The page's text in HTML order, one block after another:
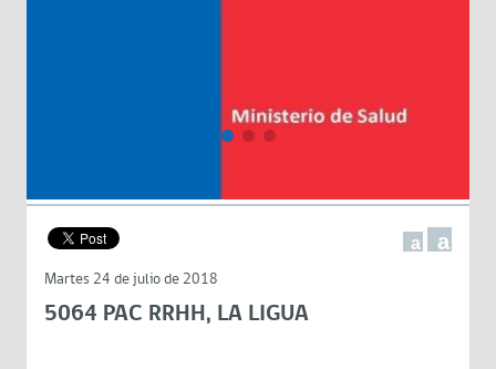
a a
Martes 24 de julio de 2018
5064 PAC RRHH, LA LIGUA